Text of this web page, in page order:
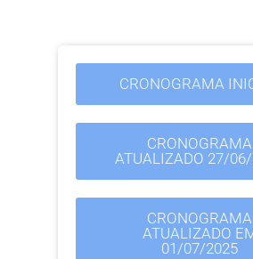
CRONOGRAMA
CRONOGRAMA
ATUALIZADO 27/
CRONOGRAMA
ATUALIZADO
01/07/2025